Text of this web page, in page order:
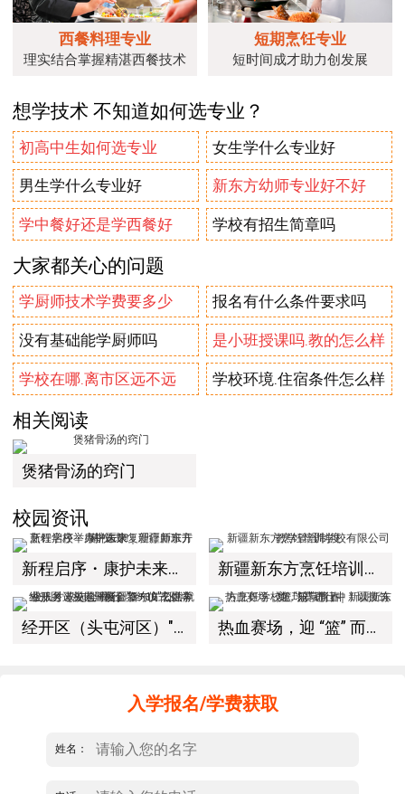
西餐料理专业
理实结合掌握精湛西餐技术
短期烹饪专业
短时间成才助力创发展
想学技术 不知道如何选专业？
初高中生如何选专业 女生学什么专业好
男生学什么专业好 新东方幼师专业好不好
学中餐好还是学西餐好 学校有招生简章吗
大家都关心的问题
学厨师技术学费要多少 报名有什么条件要求吗
没有基础能学厨师吗 是小班授课吗.教的怎么样
学校在哪.离市区远不远 学校环境.住宿条件怎么样
相关阅读
煲猪骨汤的窍门
校园资讯
新程启序・康护未来｜新疆新东方烹饪学校举办中医康复理疗师班开幕仪式！ 新疆新东方烹饪培训学校有限公司教学管理制度
经开区（头屯河区）"3+10"公共就业服务进校园暨新疆新东方烹饪学校人才双选会+校企签约仪式圆满举行 热血赛场，迎 “篮” 而上｜新疆新东方烹饪学校篮球赛进行中！以技筑梦，乐享青春
入学报名/学费获取
姓名：